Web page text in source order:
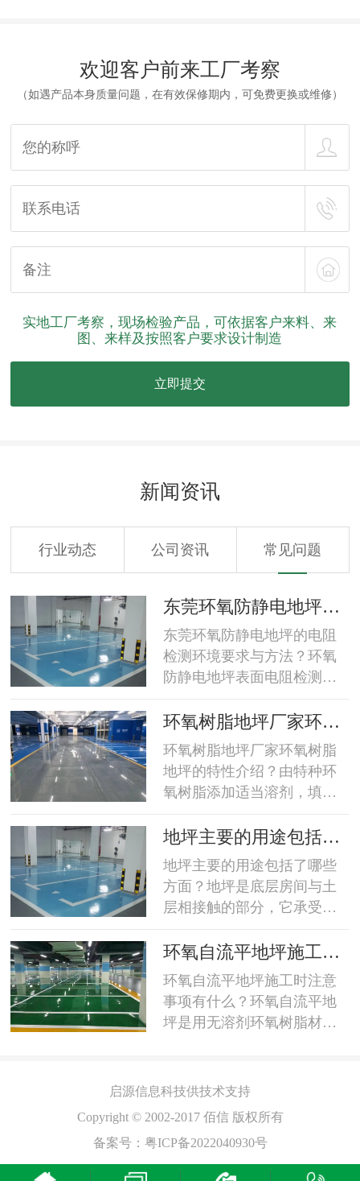
欢迎客户前来工厂考察
（如遇产品本身质量问题，在有效保修期内，可免费更换或维修）
实地工厂考察，现场检验产品，可依据客户来料、来
图、来样及按照客户要求设计制造
立即提交
新闻资讯
行业动态 公司资讯 常见问题
东莞环氧防静电地坪的
电阻检测环境要求与方
法？
东莞环氧防静电地坪的电阻
检测环境要求与方法？环氧
防静电地坪表面电阻检测环
度为23±8℃，湿度为50±5%
的环境(保持此环境24小时)下
进行。环氧防静电地坪表面
电阻检测方法环氧防静电地
坪在验收测量前，应用洁净
的纱布将表面擦干净，严重
玷污的应用中性液清洗干
净，然后将室内空调打开，
保持一定温度连续开上2~3
天，在规定的温湿度条件下
布条插去地表面所有尘物，
电...
环氧树脂地坪厂家环氧
树脂地坪的特性介绍？
环氧树脂地坪厂家环氧树脂
地坪的特性介绍？由特种环
氧树脂添加适当溶剂，填
等材料做为主剂，并采用改
性脂肪胺做为固化剂，在常
温条件下所形成的致密的三
维交联涂层。具有：1、良好
的耐磨性能；2、良好的抗碾
压性能；3、优异的防渗透性
能；4、中等条件下的防腐蚀
性能；5、附着力良好，保证
了涂层不龟裂、不脱落；6、
外观平滑整洁，便于清洁维
地坪主要的用途包括了
哪些方面？
地坪主要的用途包括了哪些
方面？地坪是底层房间与土
层相接触的部分，它承受底
定的强度和刚度，并具有防
潮、防水、保暖、耐磨的性
能。地层和建筑物室外场地
有密切的关系，要处理好地
坪与平台、台阶及建筑物沿
地坪适用于一些对于卫生条
件要求比较高的场所比如说
医院地面、食品厂车间地
环氧自流平地坪施工时
注意事项有什么？
环氧自流平地坪施工时注意
事项有什么？环氧自流平地
坪是用无溶剂环氧树脂材料
酸碱，抗老化，免维护，环
坪，被广泛使用于许多洁净
工厂，无尘车间，无菌车间
等地面装饰。1、施工温度
启源信息科技供技术支持
Copyright © 2002-2017 佰信 版权所有
备案号： 粤ICP备2022040930号